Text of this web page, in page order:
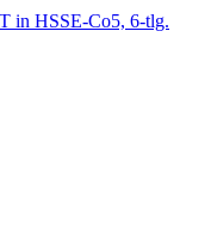
in HSSE-Co5, 6-tlg.